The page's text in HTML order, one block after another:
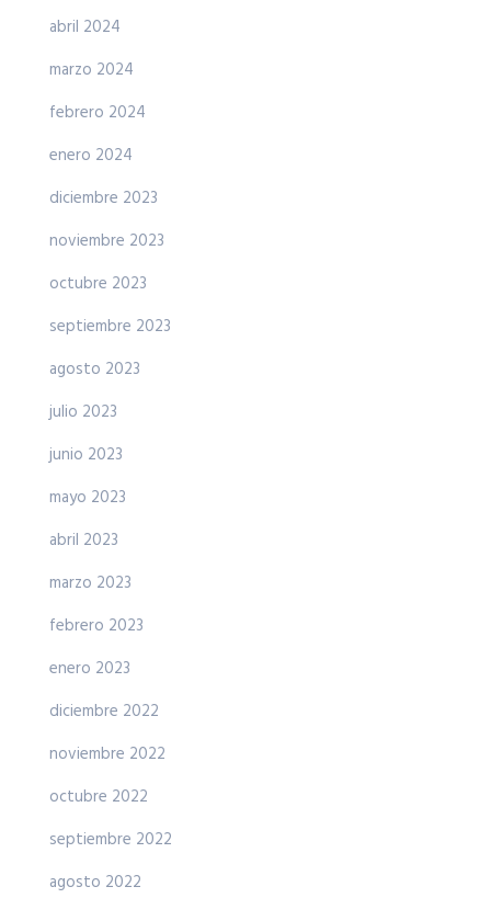
abril 2024
marzo 2024
febrero 2024
enero 2024
diciembre 2023
noviembre 2023
octubre 2023
septiembre 2023
agosto 2023
julio 2023
junio 2023
mayo 2023
abril 2023
marzo 2023
febrero 2023
enero 2023
diciembre 2022
noviembre 2022
octubre 2022
septiembre 2022
agosto 2022